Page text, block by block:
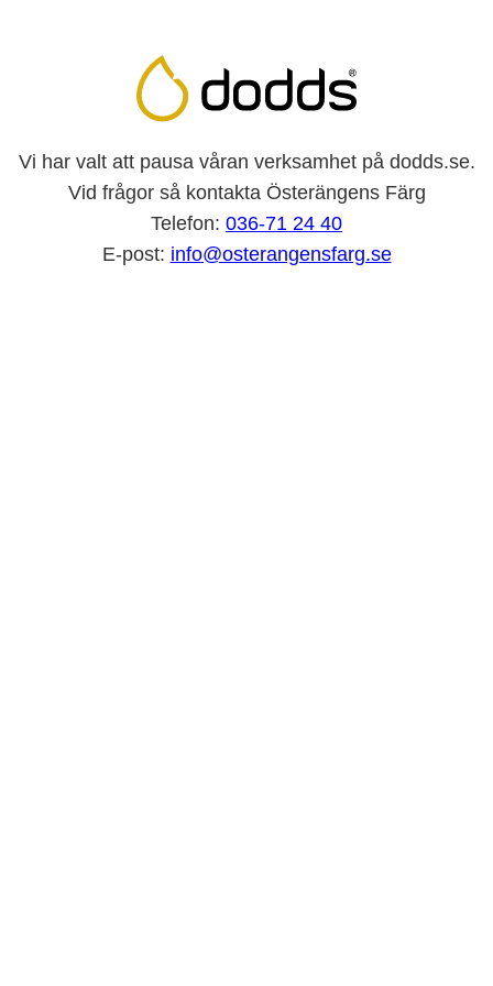
Vi har valt att pausa våran verksamhet på dodds.se.
Vid frågor så kontakta Österängens Färg
Telefon: 036-71 24 40
E-post: info@osterangensfarg.se